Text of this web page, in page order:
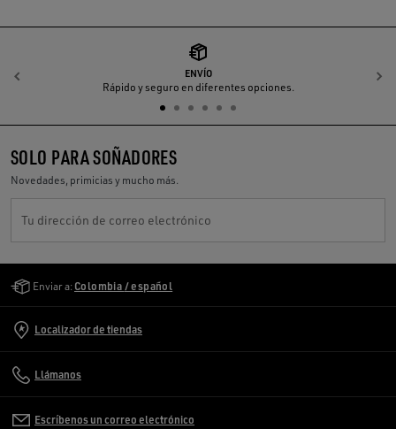
ENVÍO
Rápido y seguro en diferentes opciones.
Anterior
SOLO PARA SOÑADORES
Novedades, primicias y mucho más.
Tu dirección de correo electrónico
Enviar a: Colombia / español
Localizador de tiendas
Llámanos
Escríbenos un correo electrónico